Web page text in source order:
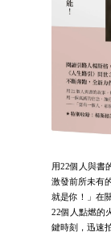
用22個人與書
激發前所未有
就是你！」在
22個人點燃的
鍵時刻，迅速